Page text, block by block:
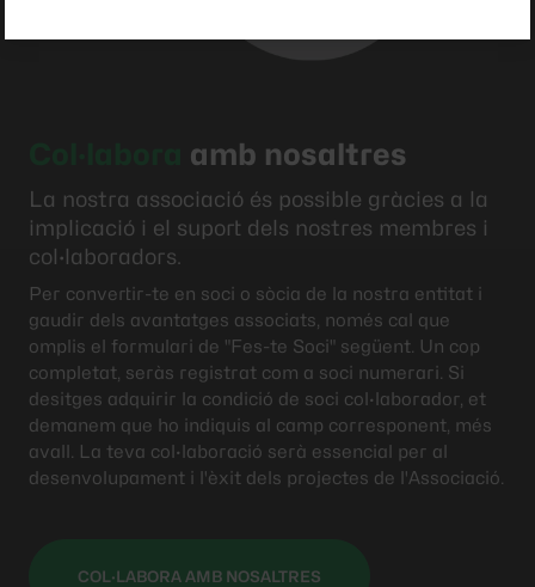
amb nosaltres
La nostra associació és possible gràcies a la
implicació i el suport dels nostres membres i
col·laboradors.
Per convertir-te en soci o sòcia de la nostra entitat i
gaudir dels avantatges associats, només cal que
omplis el formulari de "Fes-te Soci" següent. Un cop
completat, seràs registrat com a soci numerari. Si
desitges adquirir la condició de soci col·laborador, et
demanem que ho indiquis al camp corresponent, més
avall. La teva col·laboració serà essencial per al
desenvolupament i l'èxit dels projectes de l'Associació.
COL·LABORA AMB NOSALTRES